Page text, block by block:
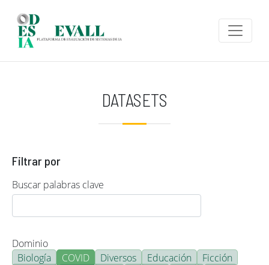
DATASETS
Filtrar por
Buscar palabras clave
Dominio
Biología
COVID Diversos Educación
Ficción